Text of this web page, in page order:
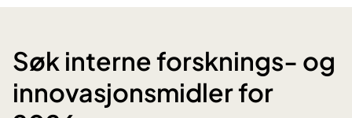
Søk interne forsknings- og
innovasjonsmidler for